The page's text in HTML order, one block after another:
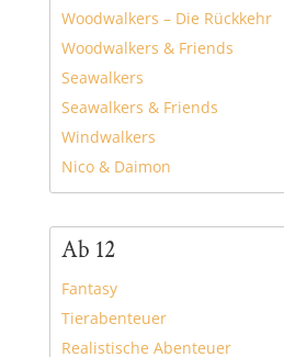
Woodwalkers – Die Rückkehr
Woodwalkers & Friends
Seawalkers
Seawalkers & Friends
Windwalkers
Nico & Daimon
Ab 12
Fantasy
Tierabenteuer
Realistische Abenteuer